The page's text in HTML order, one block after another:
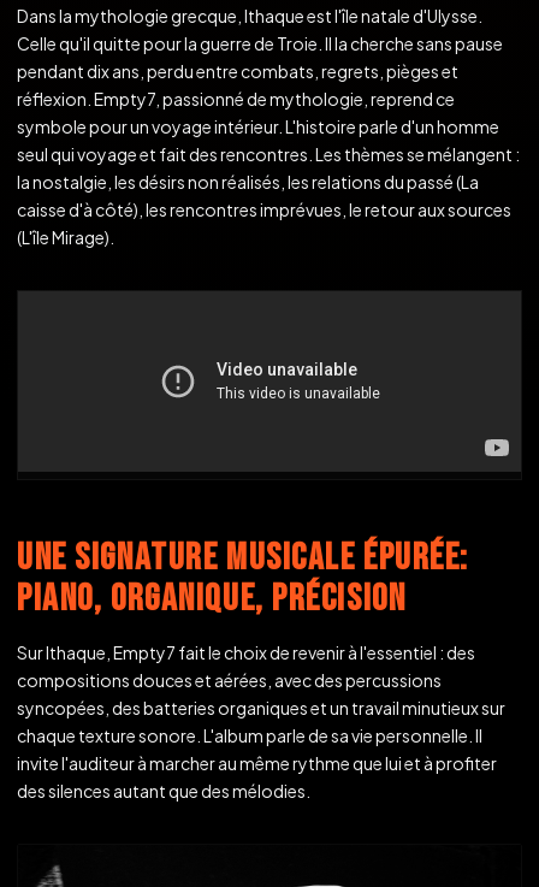
Dans la mythologie grecque, Ithaque est l'île natale d'Ulysse.
Celle qu'il quitte pour la guerre de Troie. Il la cherche sans pause
pendant dix ans, perdu entre combats, regrets, pièges et
réflexion. Empty7, passionné de mythologie, reprend ce
symbole pour un voyage intérieur. L'histoire parle d'un homme
seul qui voyage et fait des rencontres. Les thèmes se mélangent :
la nostalgie, les désirs non réalisés, les relations du passé (La
caisse d'à côté), les rencontres imprévues, le retour aux sources
(L'île Mirage).
UNE SIGNATURE MUSICALE ÉPURÉE:
PIANO, ORGANIQUE, PRÉCISION
Sur Ithaque, Empty7 fait le choix de revenir à l'essentiel : des
compositions douces et aérées, avec des percussions
syncopées, des batteries organiques et un travail minutieux sur
chaque texture sonore. L'album parle de sa vie personnelle. Il
invite l'auditeur à marcher au même rythme que lui et à profiter
des silences autant que des mélodies.